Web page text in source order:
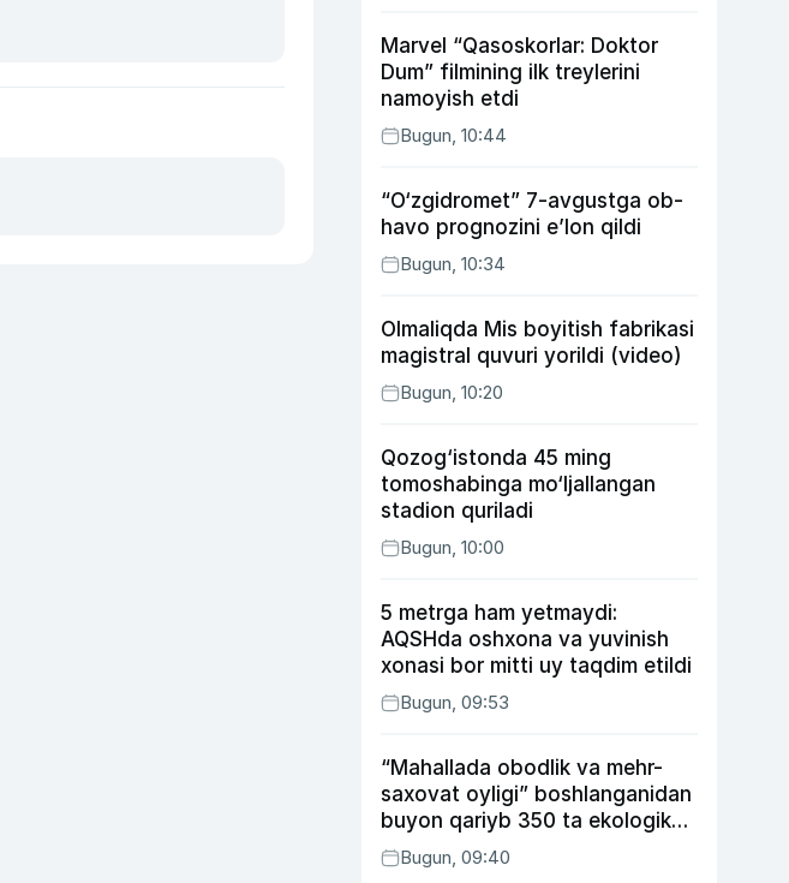
Marvel “Qasoskorlar: Doktor
Dum” filmining ilk treylerini
namoyish etdi
Bugun, 10:44
“O‘zgidromet” 7-avgustga ob-
havo prognozini e’lon qildi
Bugun, 10:34
Olmaliqda Mis boyitish fabrikasi
magistral quvuri yorildi (video)
Bugun, 10:20
Qozog‘istonda 45 ming
tomoshabinga mo‘ljallangan
stadion quriladi
Bugun, 10:00
5 metrga ham yetmaydi:
AQSHda oshxona va yuvinish
xonasi bor mitti uy taqdim etildi
Bugun, 09:53
“Mahallada obodlik va mehr-
saxovat oyligi” boshlanganidan
buyon qariyb 350 ta ekologik
huquqbuzarlik aniqlandi
Bugun, 09:40